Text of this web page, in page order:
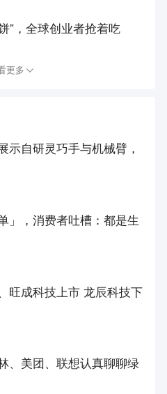
”，全球创业者抢着吃
更多
示自研灵巧手与机械臂，
」，消费者吐槽：都是生
旺成科技上市 龙辰科技下
、美团、联想认真聊聊绿